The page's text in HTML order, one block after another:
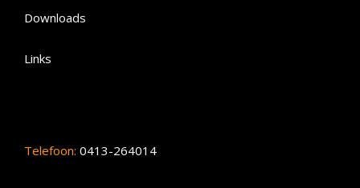
Downloads
Links
Telefoon: 0413-264014